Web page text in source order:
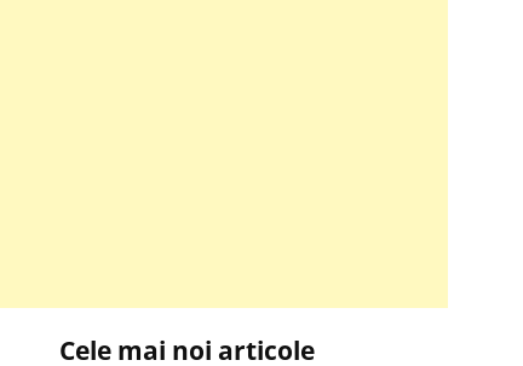
Cele mai noi articole